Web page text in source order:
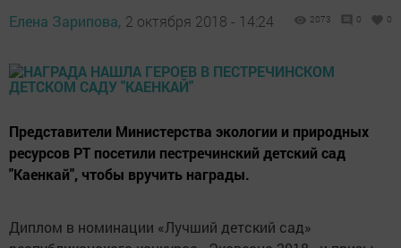
Елена Зарипова, 2 октября 2018 - 14:24 2073 0 0
Представители Министерства экологии и природных
ресурсов РТ посетили пестречинский детский сад
"Каенкай", чтобы вручить награды.
Диплом в номинации «Лучший детский сад»